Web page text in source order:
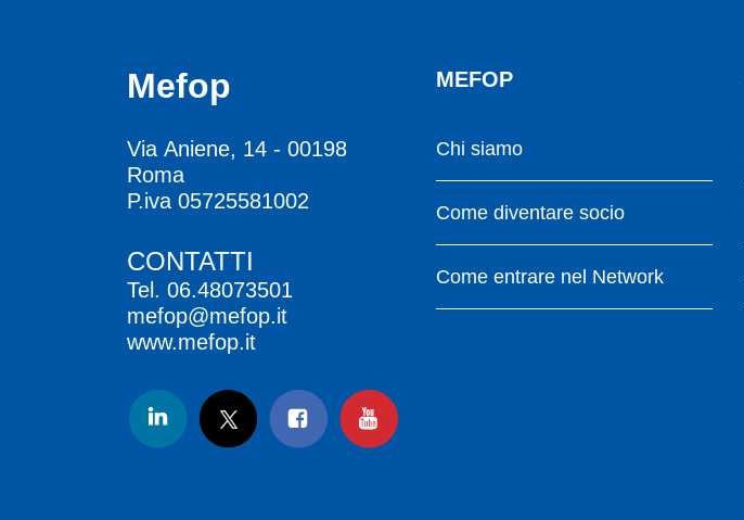
Mefop
Via Aniene, 14 - 00198
Roma
P.iva 05725581002
CONTATTI
Tel. 06.48073501
mefop@mefop.it
www.mefop.it
MEFOP
Chi siamo
Come diventare socio
Come entrare nel Network